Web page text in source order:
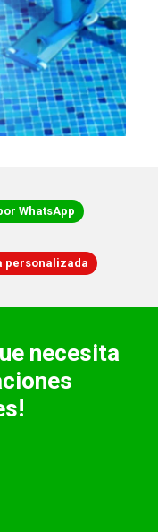
WhatsApp
personalizada
necesita